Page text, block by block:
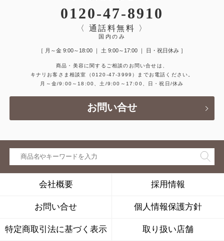
0120-47-8910
〈 通話料無料 〉
国内のみ
［ 月～金 9:00～18:00 ｜ 土 9:00～17:00 ｜ 日・祝日休み ］
商品・美容に関するご相談のお問い合せは、
キナリお客さま相談室
（0120-47-3999）
までお電話ください。
月～金/9:00～18:00、土/9:00～17:00、日・祝日/休み
お問い合せ
会社概要 採用情報
お問い合せ 個人情報保護方針
特定商取引法に基づく表示 取り扱い店舗